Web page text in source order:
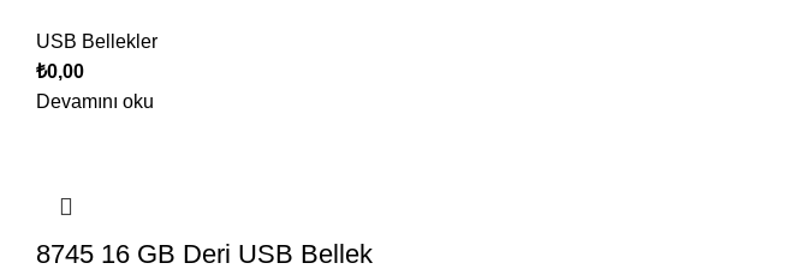
USB Bellekler
₺0,00
Devamını oku
8745 16 GB Deri USB Bellek